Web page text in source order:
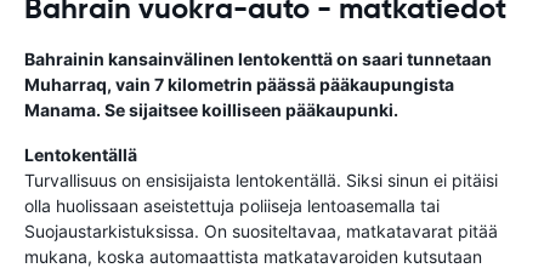
Bahrain vuokra-auto - matkatiedot
Bahrainin kansainvälinen lentokenttä on saari tunnetaan
Muharraq, vain 7 kilometrin päässä pääkaupungista
Manama. Se sijaitsee koilliseen pääkaupunki.
Lentokentällä
Turvallisuus on ensisijaista lentokentällä. Siksi sinun ei pitäisi
olla huolissaan aseistettuja poliiseja lentoasemalla tai
Suojaustarkistuksissa. On suositeltavaa, matkatavarat pitää
mukana, koska automaattista matkatavaroiden kutsutaan